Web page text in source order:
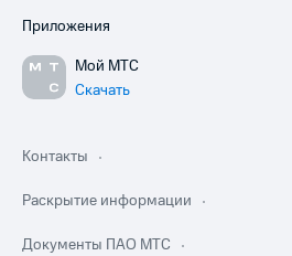
Приложения
Мой МТС
Скачать
Контакты
Раскрытие информации
Документы ПАО МТС